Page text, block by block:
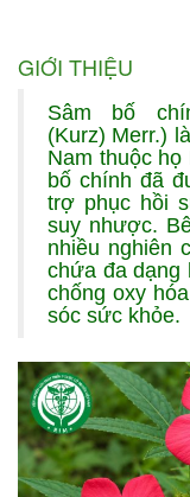
GIỚI THIỆU
Sâm bố
(Kurz) Merr.)
Nam thuộc
bố chính đã
trợ phục hồi
suy nhược.
nhiều nghiên
chứa đa dạng
chống oxy
sóc sức khỏe.